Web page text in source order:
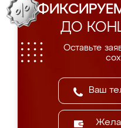
ДО
Оставьте